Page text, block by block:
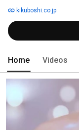
kikuboshi.co.jp
Home Videos